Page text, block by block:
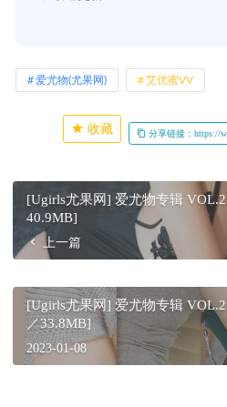
爱尤物(尤果网) 艾优蜜VV
收藏 分享链接：https://
[Ugirls尤果网] 爱尤物专辑
40.9MB]
上一篇
[Ugirls尤果网] 爱尤物专辑
／33.8MB]
2023-01-08